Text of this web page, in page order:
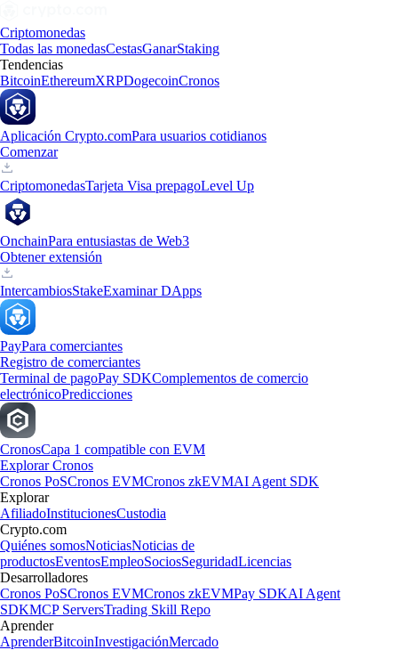
Criptomonedas
Todas las monedasCestasGanarStaking
Tendencias
BitcoinEthereumXRPDogecoinCronos
Aplicación Crypto.comPara usuarios cotidianos
Comenzar
CriptomonedasTarjeta Visa prepagoLevel Up
OnchainPara entusiastas de Web3
Obtener extensión
IntercambiosStakeExaminar DApps
PayPara comerciantes
Registro de comerciantes
Terminal de pagoPay SDKComplementos de comercio
electrónicoPredicciones
CronosCapa 1 compatible con EVM
Explorar Cronos
Cronos PoSCronos EVMCronos zkEVMAI Agent SDK
Explorar
AfiliadoInstitucionesCustodia
Crypto.com
Quiénes somosNoticiasNoticias de
productosEventosEmpleoSociosSeguridadLicencias
Desarrolladores
Cronos PoSCronos EVMCronos zkEVMPay SDKAI Agent
SDKMCP ServersTrading Skill Repo
Aprender
AprenderBitcoinInvestigaciónMercado